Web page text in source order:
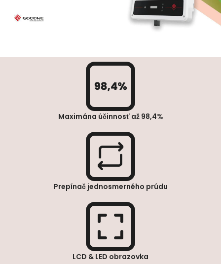
Maximána účinnosť až 98,4%
Prepínač jednosmerného prúdu
LCD & LED obrazovka